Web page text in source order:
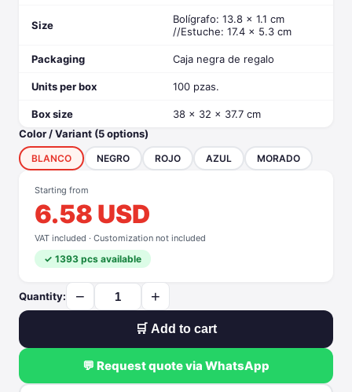
Size
Bolígrafo: 13.8 x 1.1 cm
//Estuche: 17.4 x 5.3 cm
Packaging Caja negra de regalo
Units per box 100 pzas.
Box size
38 x 32 x 37.7 cm
Color / Variant (5 options)
BLANCO NEGRO ROJO AZUL MORADO
Starting from
6.58 USD
VAT included · Customization not included
✓ 1393 pcs available
Quantity: − +
🛒 Add to cart
💬 Request quote via WhatsApp